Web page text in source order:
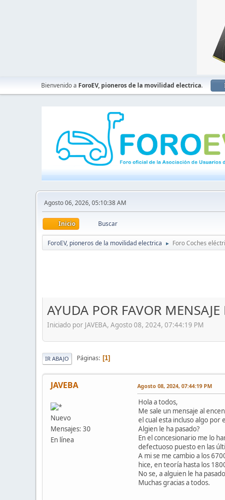
Bienvenido a ForoEV, pioneros de la movilidad electrica.
Agosto 06, 2026, 05:10:38 AM
Inicio Buscar
ForoEV, pioneros de la movilidad electrica ► Foro Coches
AYUDA POR FAVOR
Iniciado por JAVEBA, Agosto 08, 2024, 07:44:19 PM
IR ABAJO Páginas 1
JAVEBA
Nuevo
Mensajes: 30
En línea
Agosto 08, 2024, 07:44:19 PM
Hola a todos,
Me sale un mensaje al
el cual esta incluso algo por
Algien le ha pasado?
En el concesionario me lo
defectuoso puesto en las
A mi se me cambio a los
hice, en teoría hasta los
No se, a alguien le ha
Muchas gracias a todos.